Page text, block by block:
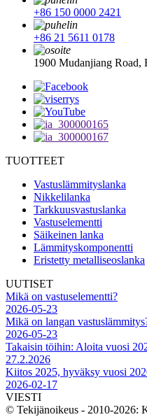
+86 150 0000 2421
+86 21 5611 0178
1900 Mudanjiang Road,
TUOTTEET
Vastuslämmityslanka
Nikkelilanka
Tarkkuusvastuslanka
Vastuselementti
Säikeinen lanka
Lämmityskomponentti
Eristetty metalliseoslanka
UUTISET
Mikä on vastuselementti?
2026-05-23
Mikä on langan
2026-05-23
Takaisin töihin: Aloita vuosi
27.2.2026
Kiitos 2025, hyväksy vuosi
2026-02-17
VIESTI
© Tekijänoikeus - 2010-2026: